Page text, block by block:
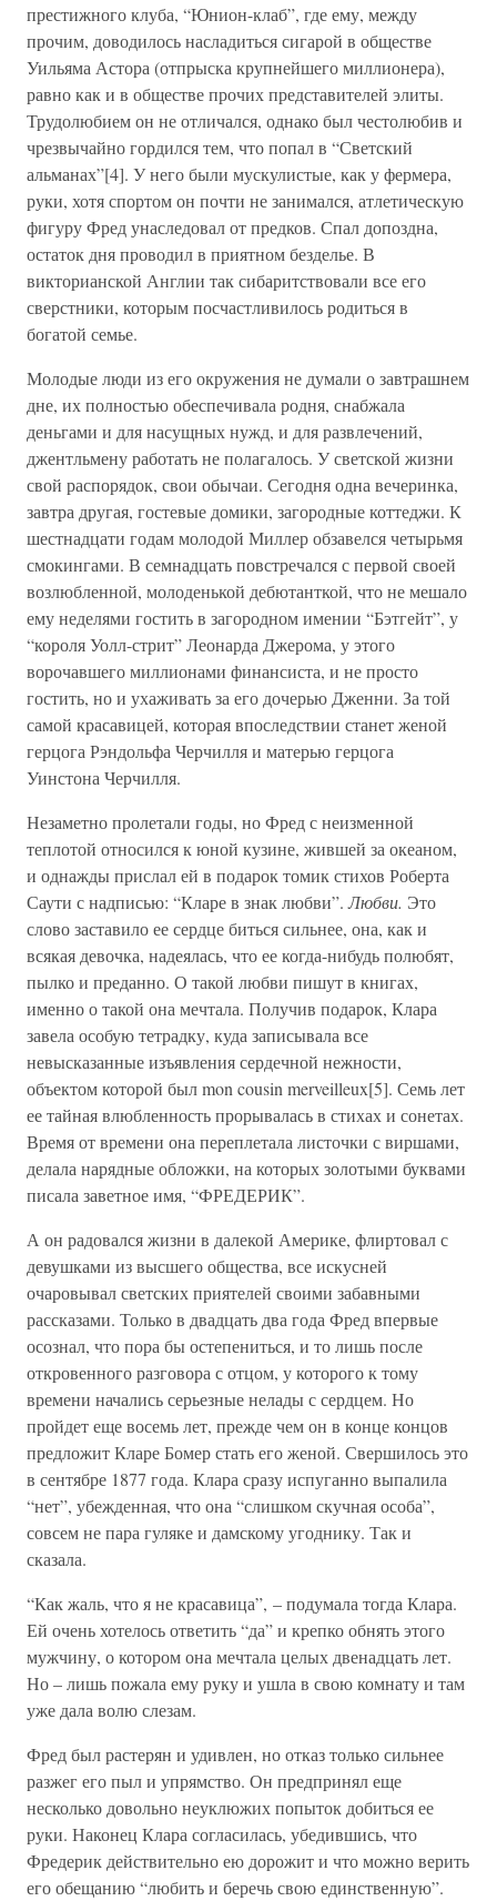
престижного клуба, “Юнион-клаб”, где ему, между
прочим, доводилось насладиться сигарой в обществе
Уильяма Астора (отпрыска крупнейшего миллионера),
равно как и в обществе прочих представителей элиты.
Трудолюбием он не отличался, однако был честолюбив и
чрезвычайно гордился тем, что попал в “Светский
альманах”[4]. У него были мускулистые, как у фермера,
руки, хотя спортом он почти не занимался, атлетическую
фигуру Фред унаследовал от предков. Спал допоздна,
остаток дня проводил в приятном безделье. В
викторианской Англии так сибаритствовали все его
сверстники, которым посчастливилось родиться в
богатой семье.
Молодые люди из его окружения не думали о завтрашнем
дне, их полностью обеспечивала родня, снабжала
деньгами и для насущных нужд, и для развлечений,
джентльмену работать не полагалось. У светской жизни
свой распорядок, свои обычаи. Сегодня одна вечеринка,
завтра другая, гостевые домики, загородные коттеджи. К
шестнадцати годам молодой Миллер обзавелся четырьмя
смокингами. В семнадцать повстречался с первой своей
возлюбленной, молоденькой дебютанткой, что не мешало
ему неделями гостить в загородном имении “Бэтгейт”, у
“короля Уолл-стрит” Леонарда Джерома, у этого
ворочавшего миллионами финансиста, и не просто
гостить, но и ухаживать за его дочерью Дженни. За той
самой красавицей, которая впоследствии станет женой
герцога Рэндольфа Черчилля и матерью герцога
Уинстона Черчилля.
Незаметно пролетали годы, но Фред с неизменной
теплотой относился к юной кузине, жившей за океаном,
и однажды прислал ей в подарок томик стихов Роберта
Саути с надписью: “Кларе в знак любви”.Любви. Это
слово заставило ее сердце биться сильнее, она, как и
всякая девочка, надеялась, что ее когда-нибудь полюбят,
пылко и преданно. О такой любви пишут в книгах,
именно о такой она мечтала. Получив подарок, Клара
завела особую тетрадку, куда записывала все
невысказанные изъявления сердечной нежности,
объектом которой был mon cousin merveilleux[5]. Семь лет
ее тайная влюбленность прорывалась в стихах и сонетах.
Время от времени она переплетала листочки с виршами,
делала нарядные обложки, на которых золотыми буквами
писала заветное имя, “ФРЕДЕРИК”.
А он радовался жизни в далекой Америке, флиртовал с
девушками из высшего общества, все искусней
очаровывал светских приятелей своими забавными
рассказами. Только в двадцать два года Фред впервые
осознал, что пора бы остепениться, и то лишь после
откровенного разговора с отцом, у которого к тому
времени начались серьезные нелады с сердцем. Но
пройдет еще восемь лет, прежде чем он в конце концов
предложит Кларе Бомер стать его женой. Свершилось это
в сентябре 1877 года. Клара сразу испуганно выпалила
“нет”, убежденная, что она “слишком скучная особа”,
совсем не пара гуляке и дамскому угоднику. Так и
сказала.
“Как жаль, что я не красавица”, – подумала тогда Клара.
Ей очень хотелось ответить “да” и крепко обнять этого
мужчину, о котором она мечтала целых двенадцать лет.
Но – лишь пожала ему руку и ушла в свою комнату и там
уже дала волю слезам.
Фред был растерян и удивлен, но отказ только сильнее
разжег его пыл и упрямство. Он предпринял еще
несколько довольно неуклюжих попыток добиться ее
руки. Наконец Клара согласилась, убедившись, что
Фредерик действительно ею дорожит и что можно верить
его обещанию “любить и беречь свою единственную”.